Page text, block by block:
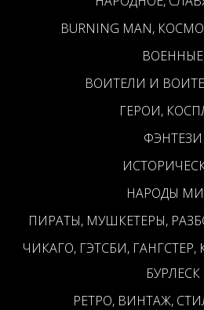
BURNING MAN,
ВОЕННЫЕ
ВОИТЕЛИ И
ГЕРОИ,
ФЭНТЕЗИ
НАРОДЫ
ПИРАТЫ, МУШКЕТЕРЫ,
ЧИКАГО, ГЭТСБИ,
БУРЛЕСК
РЕТРО, ВИНТАЖ,